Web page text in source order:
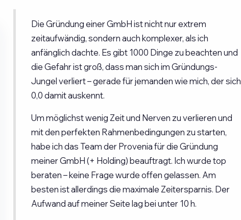
Die Gründung einer GmbH ist nicht nur extrem
zeitaufwändig, sondern auch komplexer, als ich
anfänglich dachte. Es gibt 1000 Dinge zu beachten und
die Gefahr ist groß, dass man sich im Gründungs-
Jungel verliert – gerade für jemanden wie mich, der sich
0,0 damit auskennt.
Um möglichst wenig Zeit und Nerven zu verlieren und
mit den perfekten Rahmenbedingungen zu starten,
habe ich das Team der Provenia für die Gründung
meiner GmbH (+ Holding) beauftragt. Ich wurde top
beraten – keine Frage wurde offen gelassen. Am
besten ist allerdings die maximale Zeitersparnis. Der
Aufwand auf meiner Seite lag bei unter 10 h.